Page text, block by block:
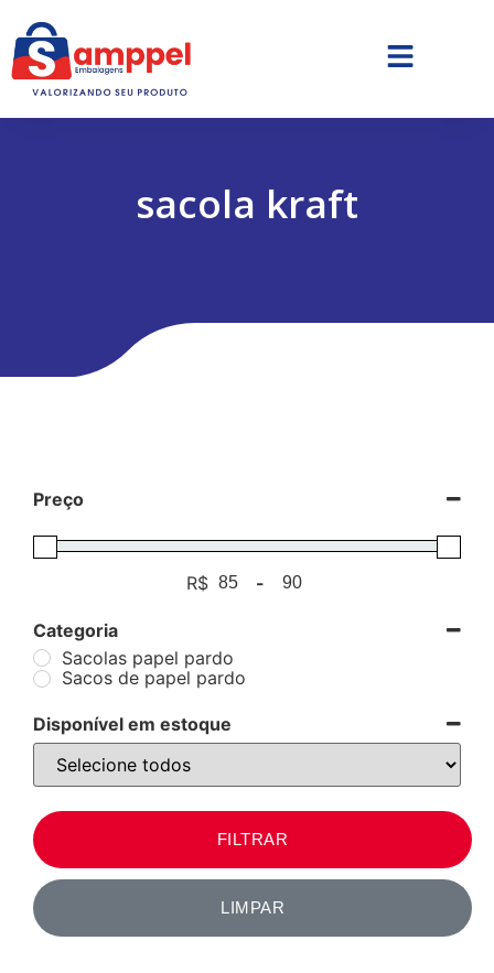
sacola kraft
Preço
R$ Minimum Price
-
Maximum Price
Categoria
Sacolas papel pardo
Sacos de papel pardo
Disponível em estoque
FILTRAR
LIMPAR